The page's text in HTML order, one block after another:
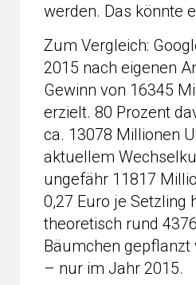
werden. Das könnte
Zum Vergleich:
2015 nach eigenen
Gewinn von 16345
erzielt. 80 Prozent
ca. 13078 Millionen
aktuellem
ungefähr 11817
0,27 Euro je Setzling
theoretisch rund
Bäumchen gepflanzt
– nur im Jahr 2015.